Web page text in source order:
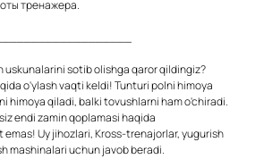
тренажера.
uskunalarini sotib olishga qaror qildingiz?
o'ylash vaqti keldi! Tunturi polni himoya
himoya qiladi, balki tovushlarni ham o'chiradi.
endi zamin qoplamasi haqida
Uy jihozlari, Kross-trenajorlar, yugurish
mashinalari uchun javob beradi.